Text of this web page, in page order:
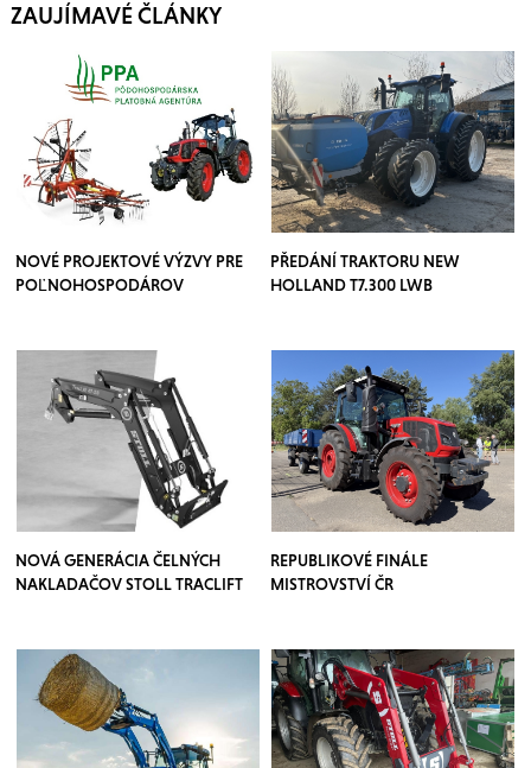
ZAUJÍMAVÉ ČLÁNKY
NOVÉ PROJEKTOVÉ VÝZVY PRE
POĽNOHOSPODÁROV
PŘEDÁNÍ TRAKTORU NEW
HOLLAND T7.300 LWB
NOVÁ GENERÁCIA ČELNÝCH
NAKLADAČOV STOLL TRACLIFT
REPUBLIKOVÉ FINÁLE
MISTROVSTVÍ ČR